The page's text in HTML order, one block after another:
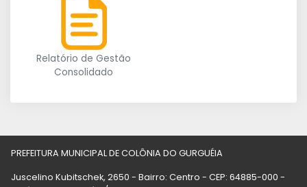
Relatório de Gestão
Consolidado
PREFEITURA MUNICIPAL DE COLÔNIA DO GURGUÉIA
Juscelino Kubitschek, 2650 - Bairro: Centro - CEP: 64885-000 -